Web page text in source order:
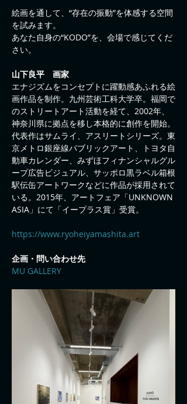
絵画を通して、“存在の振動”を体感する空間
を試みます。
あなた自身の“KODO”を、会場で感じてくだ
さい。
山下良平　画家
エナジズムをコンセプトに躍動感あふれる絵
画作品を制作。九州芸術工科大学卒。福岡で
のストリートアート活動を経て、2002年、
神奈川県に拠点を移し本格的に創作を開始。
代表作はサムライ、アスリートシリーズ。東
京メトロ銀座線パブリックアート、トヨタ自
動車カレンダー、みずほフィナンシャルグル
ープ広告ビジュアル、サッポロ黒ラベル箱根
駅伝缶アートワークなどに作品が採用されて
いる。2015年、アートフェア「UNKNOWN
ASIA」にて「イープラス賞」受賞。
https://www.ryoheiyamashita.art
企画・問い合わせ先
MU GALLERY